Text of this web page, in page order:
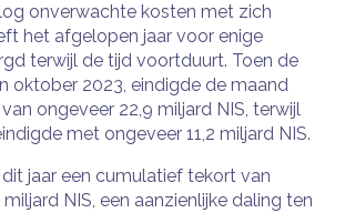
onverwachte kosten met zich
het afgelopen jaar voor enige
terwijl de tijd voortduurt. Toen de
oktober 2023, eindigde de maand
ongeveer 22,9 miljard NIS, terwijl
met ongeveer 11,2 miljard NIS.
jaar een cumulatief tekort van
NIS, een aanzienlijke daling ten